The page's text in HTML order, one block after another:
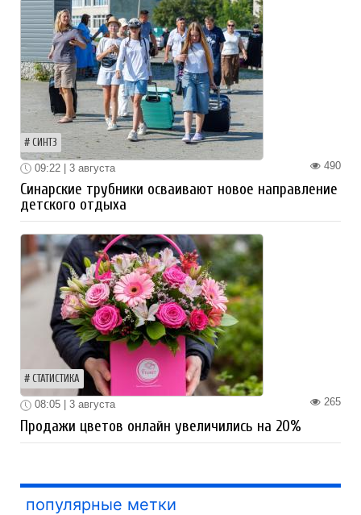
СИНТЗ
490
09:22 | 3 августа
Синарские трубники осваивают новое направление
детского отдыха
СТАТИСТИКА
265
08:05 | 3 августа
Продажи цветов онлайн увеличились на 20%
популярные метки